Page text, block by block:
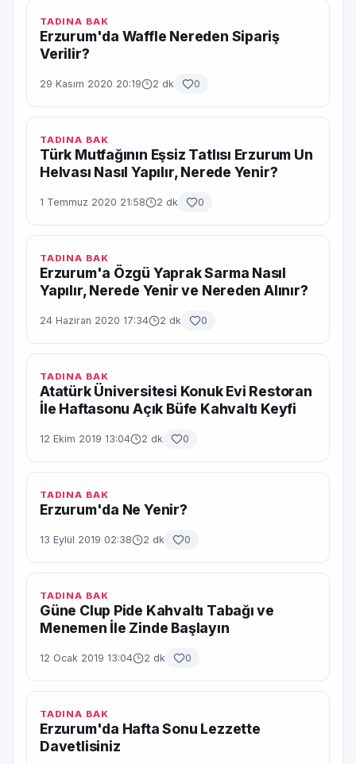
TADINA BAK
Erzurum'da Waffle Nereden Sipariş
Verilir?
29 Kasım 2020 20:19 2 dk 0
TADINA BAK
Türk Mutfağının Eşsiz Tatlısı Erzurum Un
Helvası Nasıl Yapılır, Nerede Yenir?
1 Temmuz 2020 21:58 2 dk 0
TADINA BAK
Erzurum'a Özgü Yaprak Sarma Nasıl
Yapılır, Nerede Yenir ve Nereden Alınır?
24 Haziran 2020 17:34 2 dk 0
TADINA BAK
Atatürk Üniversitesi Konuk Evi Restoran
İle Haftasonu Açık Büfe Kahvaltı Keyfi
12 Ekim 2019 13:04 2 dk 0
TADINA BAK
Erzurum'da Ne Yenir?
13 Eylül 2019 02:38 2 dk 0
TADINA BAK
Güne Clup Pide Kahvaltı Tabağı ve
Menemen İle Zinde Başlayın
12 Ocak 2019 13:04 2 dk 0
TADINA BAK
Erzurum'da Hafta Sonu Lezzette
Davetlisiniz